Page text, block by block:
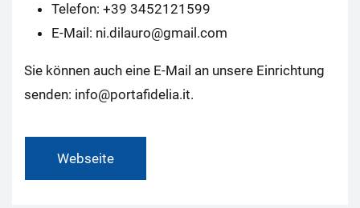
Telefon: +39 3452121599
E-Mail: ni.dilauro@gmail.com
Sie können auch eine E-Mail an unsere Einrichtung
senden: info@portafidelia.it.
Webseite